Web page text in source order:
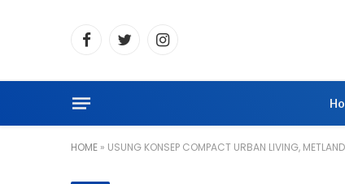
FacebookTwitterInstagram
HOME » USUNG KONSEP COMPACT URBAN LIVING,